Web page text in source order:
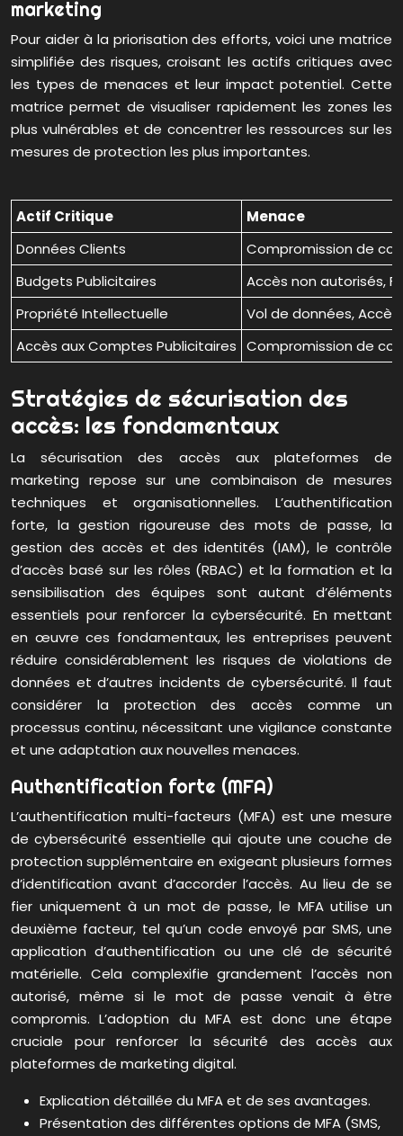
marketing
Pour aider à la priorisation des efforts, voici une matrice
simplifiée des risques, croisant les actifs critiques avec
les types de menaces et leur impact potentiel. Cette
matrice permet de visualiser rapidement les zones les
plus vulnérables et de concentrer les ressources sur les
mesures de protection les plus importantes.
Actif Critique
Menace
Données Clients
Compromission de
Budgets Publicitaires
Accès non autorisés,
Propriété Intellectuelle
Vol de données,
Accès aux Comptes Publicitaires Compromission de
Stratégies de sécurisation des
accès: les fondamentaux
La sécurisation des accès aux plateformes de
marketing repose sur une combinaison de mesures
techniques et organisationnelles. L’authentification
forte, la gestion rigoureuse des mots de passe, la
gestion des accès et des identités (IAM), le contrôle
d’accès basé sur les rôles (RBAC) et la formation et la
sensibilisation des équipes sont autant d’éléments
essentiels pour renforcer la cybersécurité. En mettant
en œuvre ces fondamentaux, les entreprises peuvent
réduire considérablement les risques de violations de
données et d’autres incidents de cybersécurité. Il faut
considérer la protection des accès comme un
processus continu, nécessitant une vigilance constante
et une adaptation aux nouvelles menaces.
Authentification forte (MFA)
L’authentification multi-facteurs (MFA) est une mesure
de cybersécurité essentielle qui ajoute une couche de
protection supplémentaire en exigeant plusieurs formes
d’identification avant d’accorder l’accès. Au lieu de se
fier uniquement à un mot de passe, le MFA utilise un
deuxième facteur, tel qu’un code envoyé par SMS, une
application d’authentification ou une clé de sécurité
matérielle. Cela complexifie grandement l’accès non
autorisé, même si le mot de passe venait à être
compromis. L’adoption du MFA est donc une étape
cruciale pour renforcer la sécurité des accès aux
plateformes de marketing digital.
Explication détaillée du MFA et de ses avantages.
Présentation des différentes options de MFA (SMS,